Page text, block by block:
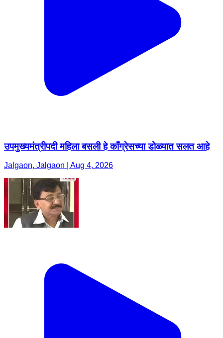
उपमुख्यमंत्रीपदी महिला बसली हे काँग्रेसच्या डोळ्यात सलत आहे
Jalgaon, Jalgaon | Aug 4, 2026